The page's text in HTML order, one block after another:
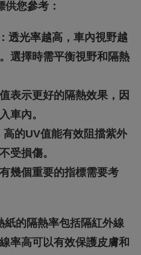
您參考：
透光率越高，車內視野越
選擇時需平衡視野和隔熱
表示更好的隔熱效果，因
車內。
的UV值能有效阻擋紫外
受損傷。
幾個重要的指標需要考
紙的隔熱率包括隔紅外線
率高可以有效保護皮膚和